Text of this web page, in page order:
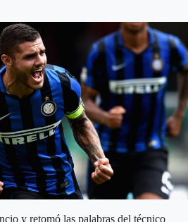
y retomó las palabras del técnico